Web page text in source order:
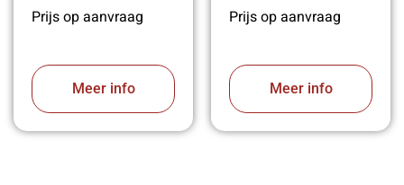
Prijs op aanvraag
Meer info
Prijs op aanvraag
Meer info